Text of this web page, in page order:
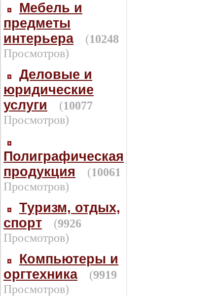
Мебель и
предметы
интерьера
(10248
Просмотров)
Деловые и
юридические
услуги
(10077
Просмотров)
Полиграфическая
продукция
(10061
Просмотров)
Туризм, отдых,
спорт
(9926
Просмотров)
Компьютеры и
оргтехника
(9919
Просмотров)